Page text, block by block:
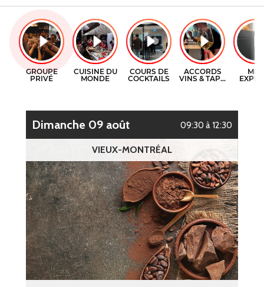
CONTACT
ENGLISH
COURS DE COCKTAILS
DÉGUSTATIONS DE VIN
dimanche 09 août 09:30 à 12:30
VIEUX-MONTRÉAL